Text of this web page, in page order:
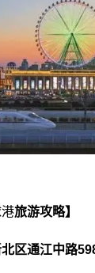
旅游攻略】
区通江中路